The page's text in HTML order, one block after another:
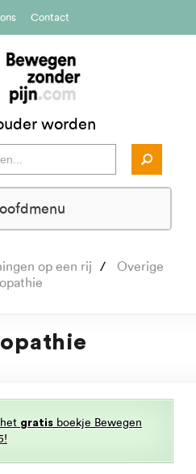
Contact
worden
op een rij
Overige
gratis boekje Bewegen